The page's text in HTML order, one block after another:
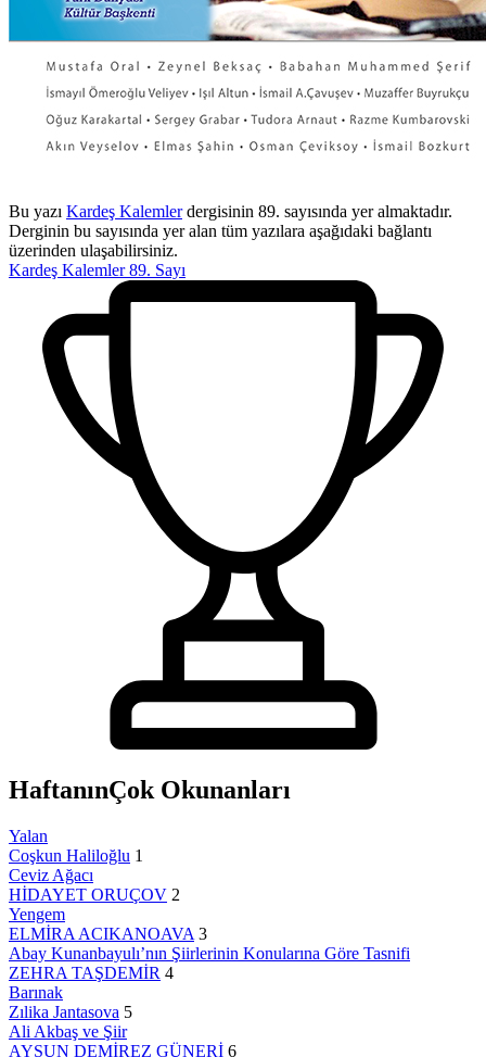
Bu yazı Kardeş Kalemlerdergisinin 89. sayısında yer almaktadır.
Derginin bu sayısında yer alan tüm yazılara aşağıdaki bağlantı
üzerinden ulaşabilirsiniz.
Kardeş Kalemler 89. Sayı
HaftanınÇok Okunanları
Yalan
Coşkun Haliloğlu 1
Ceviz Ağacı
HİDAYET ORUÇOV 2
Yengem
ELMİRA ACIKANOAVA 3
Abay Kunanbayulı’nın Şiirlerinin Konularına Göre Tasnifi
ZEHRA TAŞDEMİR 4
Barınak
Zılika Jantasova 5
Ali Akbaş ve Şiir
AYSUN DEMİREZ GÜNERİ 6